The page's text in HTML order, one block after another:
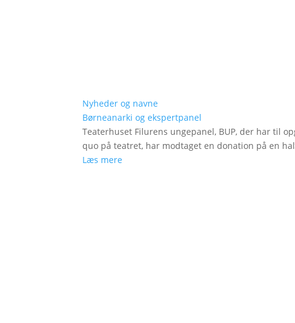
Nyheder og navne
Børneanarki og ekspertpanel
Teaterhuset Filurens ungepanel, BUP, der har til
quo på teatret, har modtaget en donation på en
Læs mere